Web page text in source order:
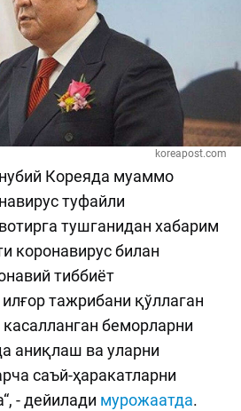
koreapost.com
Кореяда муаммо
туфайли
тушганидан хабарим
коронавирус билан
тиббиёт
тажрибани қўллаган
беморларни
аниқлаш ва уларни
саъй-ҳаракатларни
- дейилади мурожаатда.